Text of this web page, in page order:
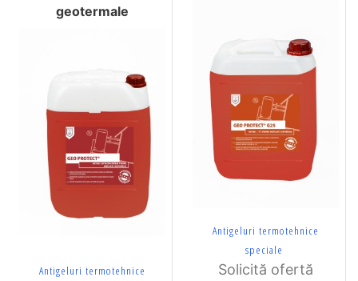
geotermale
Antigeluri termotehnice
Antigeluri termotehnice
speciale
Solicită ofertă